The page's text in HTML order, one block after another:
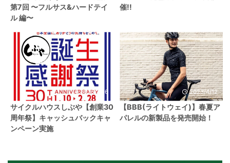
第7回 〜フルサス&ハードテイ
ル 編〜
催!!
2026/1/26
サイクルハウスしぶや【創業30
周年祭】キャッシュバックキャ
ンペーン実施
2023/4/12
【BBB(ライトウェイ)】春夏ア
パレルの新製品を発売開始！